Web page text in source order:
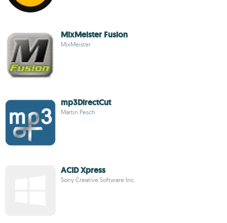
MixMeister Fusion
MixMeister
mp3DirectCut
Martin Pesch
ACID Xpress
Sony Creative Software Inc.